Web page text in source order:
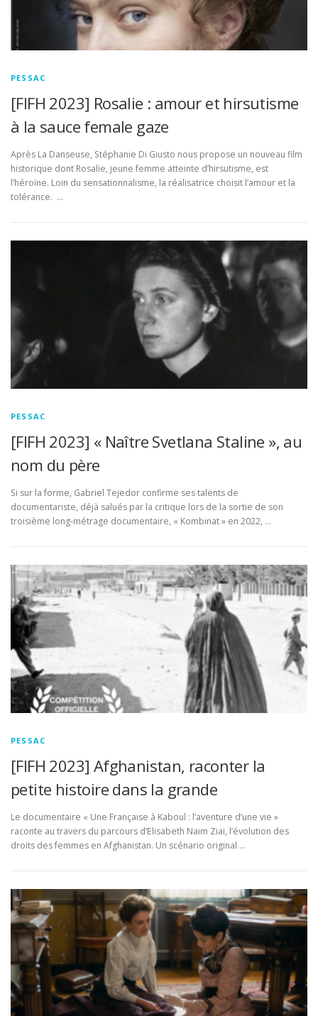
PESSAC
[FIFH 2023] Rosalie : amour et hirsutisme
à la sauce female gaze
Après La Danseuse, Stéphanie Di Giusto nous propose un nouveau film
historique dont Rosalie, jeune femme atteinte d’hirsutisme, est
l’héroïne. Loin du sensationnalisme, la réalisatrice choisit l’amour et la
tolérance. …
PESSAC
[FIFH 2023] « Naître Svetlana Staline », au
nom du père
Si sur la forme, Gabriel Tejedor confirme ses talents de
documentariste, déjà salués par la critique lors de la sortie de son
troisième long-métrage documentaire, « Kombinat » en 2022, …
PESSAC
[FIFH 2023] Afghanistan, raconter la
petite histoire dans la grande
Le documentaire « Une Française à Kaboul : l’aventure d’une vie »
raconte au travers du parcours d’Elisabeth Naim Ziai, l’évolution des
droits des femmes en Afghanistan. Un scénario original …